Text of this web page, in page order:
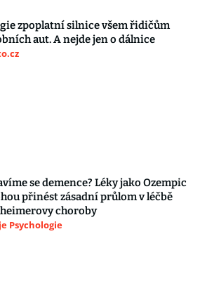
zpoplatní silnice všem řidičům
aut. A nejde jen o dálnice
se demence? Léky jako Ozempic
přinést zásadní průlom v léčbě
choroby
Psychologie